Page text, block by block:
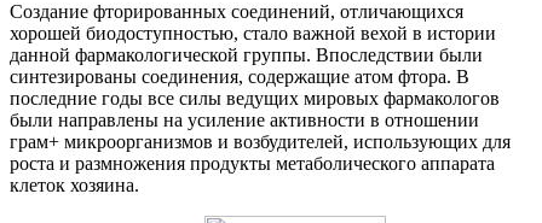
Создание фторированных соединений, отличающихся
хорошей биодоступностью, стало важной вехой в истории
данной фармакологической группы. Впоследствии были
синтезированы соединения, содержащие атом фтора. В
последние годы все силы ведущих мировых фармакологов
были направлены на усиление активности в отношении
грам+ микроорганизмов и возбудителей, использующих для
роста и размножения продукты метаболического аппарата
клеток хозяина.